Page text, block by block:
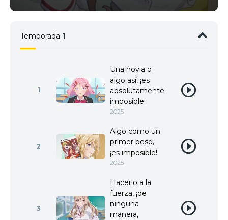
Temporada 1
1
Una novia o
algo así, ¡es
absolutamente
imposible!
2025
2
Algo como un
primer beso,
¡es imposible!
2025
3
Hacerlo a la
fuerza, ¡de
ninguna
manera,